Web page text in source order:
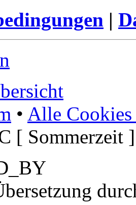
|
• Alle Cookies
[ Sommerzeit ]